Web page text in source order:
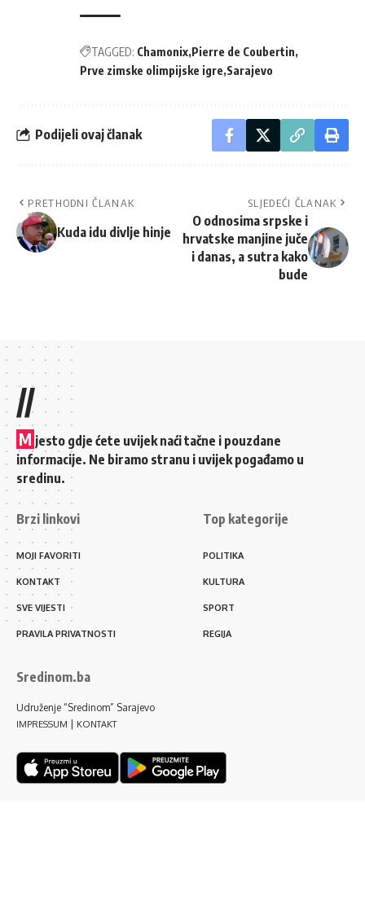
TAGGED: Chamonix Pierre de Coubertin
Prve zimske olimpijske igre Sarajevo
Podijeli ovaj članak
PRETHODNI ČLANAK
Kuda idu divlje hinje
SLJEDEĆI ČLANAK
O odnosima srpske i
hrvatske manjine juče
i danas, a sutra kako
bude
//
M jesto gdje ćete uvijek naći tačne i pouzdane
informacije. Ne biramo stranu i uvijek pogađamo u
sredinu.
Brzi linkovi
MOJI FAVORITI
KONTAKT
SVE VIJESTI
PRAVILA PRIVATNOSTI
Top kategorije
POLITIKA
KULTURA
SPORT
REGIJA
Sredinom.ba
Udruženje “Sredinom” Sarajevo
IMPRESSUM KONTAKT